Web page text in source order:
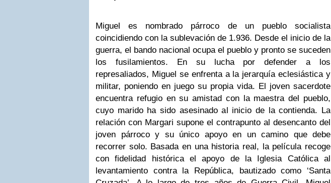
Miguel es nombrado párroco de un pueblo socialista
coincidiendo con la sublevación de 1.936. Desde el inicio de la
guerra, el bando nacional ocupa el pueblo y pronto se suceden
los fusilamientos. En su lucha por defender a los
represaliados, Miguel se enfrenta a la jerarquía eclesiástica y
militar, poniendo en juego su propia vida. El joven sacerdote
encuentra refugio en su amistad con la maestra del pueblo,
cuyo marido ha sido asesinado al inicio de la contienda. La
relación con Margari supone el contrapunto al desencanto del
joven párroco y su único apoyo en un camino que debe
recorrer solo. Basada en una historia real, la película recoge
con fidelidad histórica el apoyo de la Iglesia Católica al
levantamiento contra la República, bautizado como ‘Santa